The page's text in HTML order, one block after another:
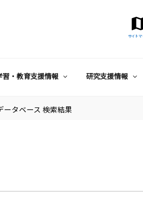
サイトマ
習・教育支援情報 研究支援情報
タベース 検索結果